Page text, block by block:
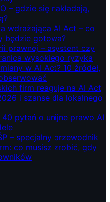
– gdzie się nakładają,
wdrażająca AI Act – co
będzie gotowa?
prawnej – asystent czy
wysokiego ryzyka
w AI Act? 10 źródeł,
firm reaguje na AI Act
i szanse dla lokalnego
40 pytań o unijne prawo AI
– specjalny przewodnik
co musisz zrobić, gdy